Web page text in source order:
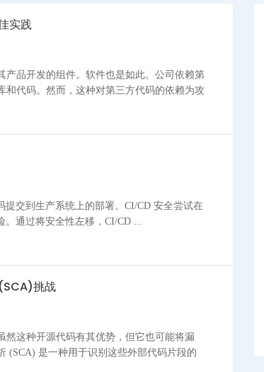
实践
产品开发的组件。软件也是如此。公司依赖第
和代码。然而，这种对第三方代码的依赖为攻
交到生产系统上的部署。CI/CD 安全尝试在
。通过将安全性左移，CI/CD ...
挑战
然这种开源代码有其优势，但它也可能将漏
(SCA) 是一种用于识别这些外部代码片段的